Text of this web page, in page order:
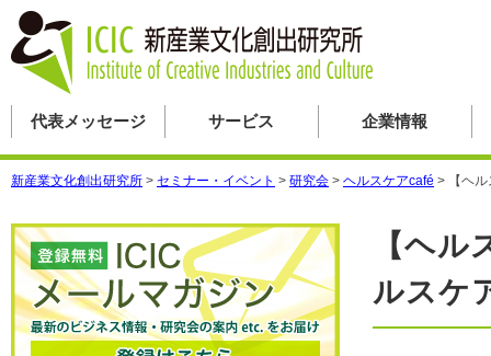
代表メッセージ サービス 企業情報
新産業文化創出研究所 > セミナー・イベント > 研究会 > ヘルスケアcafé > 【ヘ
【ヘ
ルスケ